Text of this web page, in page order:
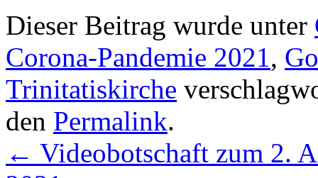
Dieser Beitrag wurde unter
Corona-Pandemie 2021,
Trinitatiskirche
den Permalink.
← Videobotschaft zum 2.